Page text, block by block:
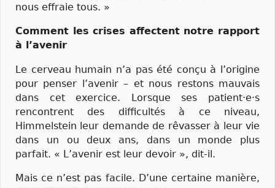
nous effraie tous. »
Comment les crises affectent notre rapport
à l’avenir
Le cerveau humain n’a pas été conçu à l’origine
pour penser l’avenir – et nous restons mauvais
dans cet exercice. Lorsque ses patient·e·s
rencontrent des difficultés à ce niveau,
Himmelstein leur demande de rêvasser à leur vie
dans un ou deux ans, dans un monde plus
parfait. « L’avenir est leur devoir », dit-il.
Mais ce n’est pas facile. D’une certaine manière,